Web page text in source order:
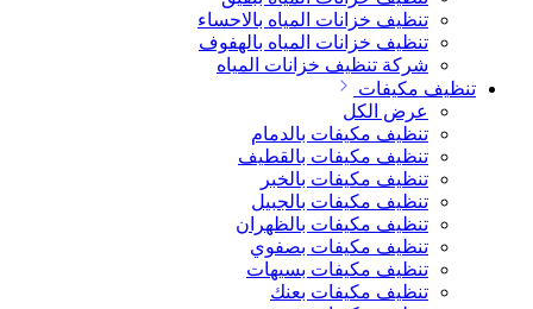
تنظيف خزانات المياه بالاحساء
تنظيف خزانات المياه بالهفوف
شركة تنظيف خزانات المياه
تنظيف مكيفات
عرض الكل
تنظيف مكيفات بالدمام
تنظيف مكيفات بالقطيف
تنظيف مكيفات بالخبر
تنظيف مكيفات بالجبيل
تنظيف مكيفات بالظهران
تنظيف مكيفات بصفوي
تنظيف مكيفات بسيهات
تنظيف مكيفات بعنك